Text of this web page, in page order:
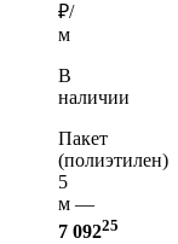
₽/
м
В
наличии
Пакет
(полиэтилен)
5
м —
7 09225